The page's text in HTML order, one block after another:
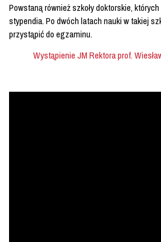
Powstaną również szkoły doktorskie,
stypendia. Po dwóch latach nauki w takiej
przystąpić do egzaminu.
Wystąpienie JM Rektora prof.